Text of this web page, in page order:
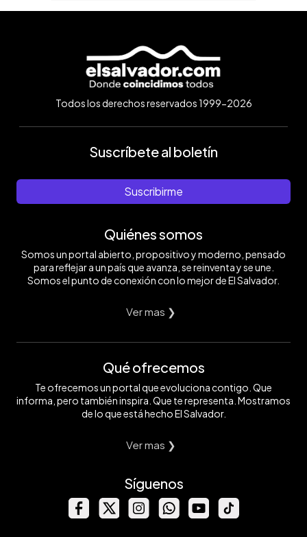
Todos los derechos reservados 1999-2026
Suscríbete al boletín
Suscribirme
Quiénes somos
Somos un portal abierto, propositivo y moderno, pensado
para reflejar a un país que avanza, se reinventa y se une.
Somos el punto de conexión con lo mejor de El Salvador.
Ver mas ❯
Qué ofrecemos
Te ofrecemos un portal que evoluciona contigo. Que
informa, pero también inspira. Que te representa. Mostramos
de lo que está hecho El Salvador.
Ver mas ❯
Síguenos